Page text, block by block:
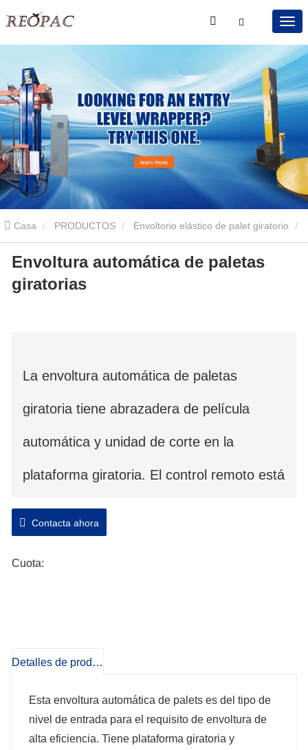
Casa PRODUCTOS Envoltorio elástico de palet giratorio
Envoltura automática de paletas giratorias
Envoltura automática de paletas
giratorias
La envoltura automática de paletas
giratoria tiene abrazadera de película
automática y unidad de corte en la
plataforma giratoria. El control remoto está
disponible para una mejor automatización.
La envoltura automática de la plataforma
completo y el corte de la película se
terminan automáticamente.
Contacta ahora
Cuota:
Detalles de producto
Esta envoltura automática de palets es del tipo de
nivel de entrada para el requisito de envoltura de
alta eficiencia. Tiene plataforma giratoria y